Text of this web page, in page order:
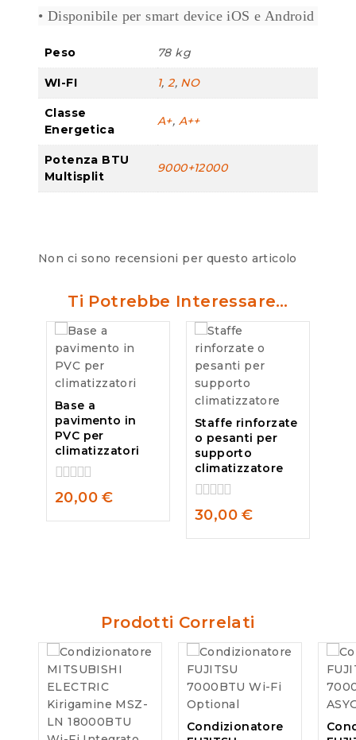
• Disponibile per smart device iOS e Android
Peso 78 kg
WI-FI 1,2, NO
Classe
Energetica
A+, A++
Potenza BTU
Multisplit
9000+12000
Non ci sono recensioni per questo articolo
Ti Potrebbe Interessare…
Base a
pavimento in
PVC per
climatizzatori
0
out
of
20,00€
Staffe rinforzate
o pesanti per
supporto
climatizzatore
0
out
of
30,00€
Prodotti Correlati
Condizionatore